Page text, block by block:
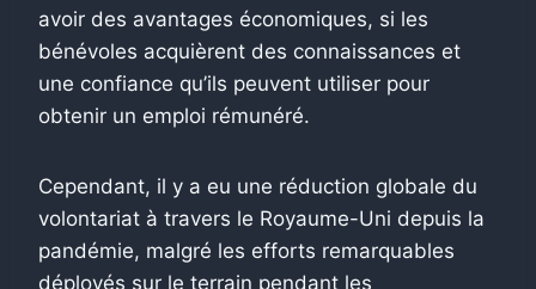
avoir des avantages économiques, si les
bénévoles acquièrent des connaissances et
une confiance qu’ils peuvent utiliser pour
obtenir un emploi rémunéré.
Cependant, il y a eu une réduction globale du
volontariat à travers le Royaume-Uni depuis la
pandémie, malgré les efforts remarquables
déployés sur le terrain pendant les